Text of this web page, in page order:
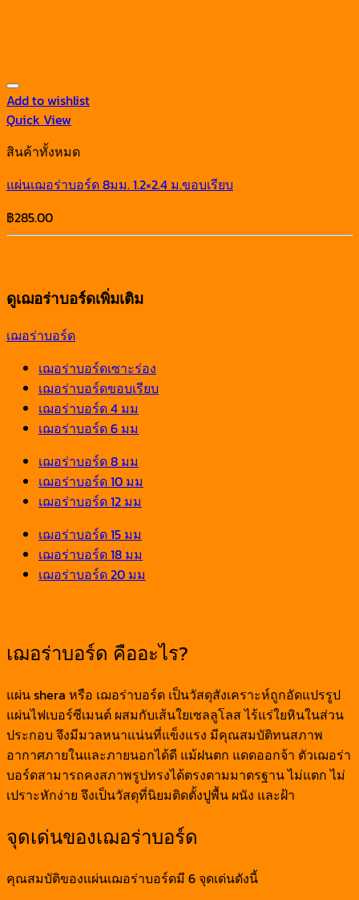
Add to wishlist
Quick View
สินค้าทั้งหมด
แผ่นเฌอร่าบอร์ด 8มม. 1.2×2.4 ม.ขอบเรียบ
฿285.00
ดูเฌอร่าบอร์ดเพิ่มเติม
เฌอร่าบอร์ด
เฌอร่าบอร์ดเซาะร่อง
เฌอร่าบอร์ดขอบเรียบ
เฌอร่าบอร์ด 4 มม
เฌอร่าบอร์ด 6 มม
เฌอร่าบอร์ด 8 มม
เฌอร่าบอร์ด 10 มม
เฌอร่าบอร์ด 12 มม
เฌอร่าบอร์ด 15 มม
เฌอร่าบอร์ด 18 มม
เฌอร่าบอร์ด 20 มม
เฌอร่าบอร์ด คืออะไร?
แผ่น shera หรือ เฌอร่าบอร์ด เป็นวัสดุสังเคราะห์ถูกอัดแปรรูป
แผ่นไฟเบอร์ซีเมนต์ ผสมกับเส้นใยเซลลูโลส ไร้แร่ใยหินในส่วน
ประกอบ จึงมีมวลหนาแน่นที่แข็งแรง มีคุณสมบัติทนสภาพ
อากาศภายในและภายนอกได้ดี แม้ฝนตก แดดออกจ้า ตัวเฌอร่า
บอร์ดสามารถคงสภาพรูปทรงได้ตรงตามมาตรฐาน ไม่แตก ไม่
เปราะหักง่าย จึงเป็นวัสดุที่นิยมติดตั้งปูพื้น ผนัง และฝ้า
จุดเด่นของเฌอร่าบอร์ด
คุณสมบัติของแผ่นเฌอร่าบอร์ดมี 6 จุดเด่นดังนี้